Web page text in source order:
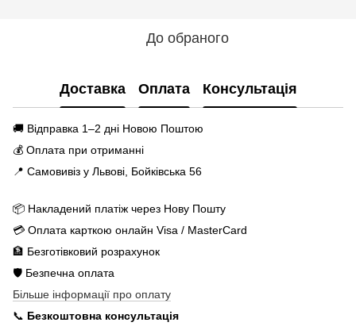
До обраного
Доставка Оплата Консультація
🚚 Відправка 1–2 дні Новою Поштою
💰 Оплата при отриманні
📍 Самовивіз у Львові, Бойківська 56
📦 Накладений платіж через Нову Пошту
💳 Оплата карткою онлайн Visa / MasterCard
🏦 Безготівковий розрахунок
🛡️ Безпечна оплата
Більше інформації про оплату
📞 Безкоштовна консультація